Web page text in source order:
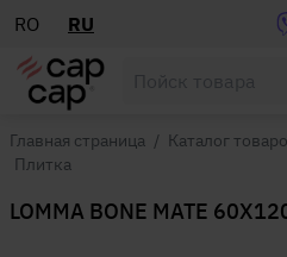
RO RU
Главная страница / Каталог
Плитка
LOMMA BONE MATE